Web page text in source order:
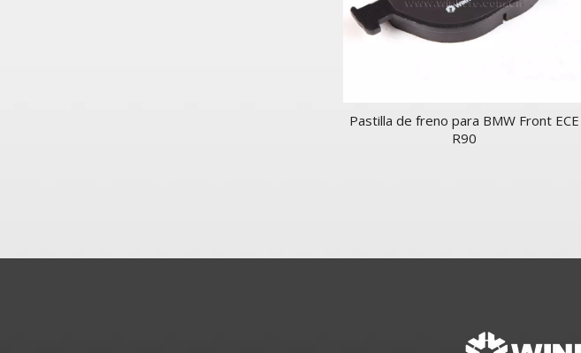
Pastilla de freno para BMW Front ECE
R90